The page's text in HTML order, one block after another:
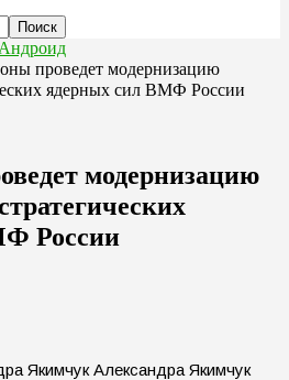
проведет модернизацию
ядерных сил ВМФ России
модернизацию
России
Якимчук Александра Якимчук